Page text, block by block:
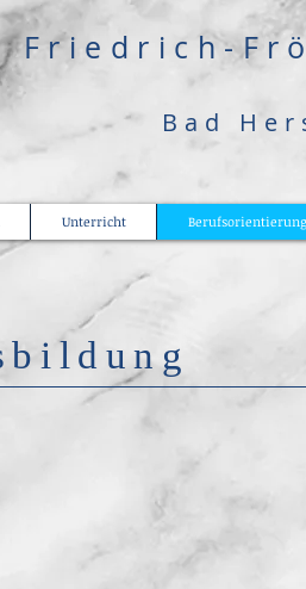
​Friedrich-
Bad
Unterricht Berufsorientierung